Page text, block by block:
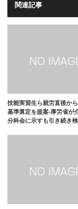
関連記事
技能実習生ら就労直後か
基準算定を提案-厚労省が
分科会に示すも引き続き